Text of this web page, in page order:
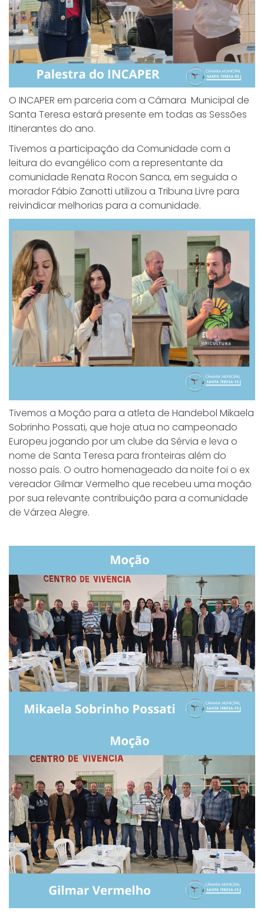
O INCAPER em parceria com a Câmara Municipal de
Santa Teresa estará presente em todas as Sessões
Itinerantes do ano.
Tivemos a participação da Comunidade com a
leitura do evangélico com a representante da
comunidade Renata Rocon Sanca, em seguida o
morador Fábio Zanotti utilizou a Tribuna Livre para
reivindicar melhorias para a comunidade.
Tivemos a Moção para a atleta de Handebol Mikaela
Sobrinho Possati, que hoje atua no campeonado
Europeu jogando por um clube da Sérvia e leva o
nome de Santa Teresa para fronteiras além do
nosso país. O outro homenageado da noite foi o ex
vereador Gilmar Vermelho que recebeu uma moção
por sua relevante contribuição para a comunidade
de Várzea Alegre.